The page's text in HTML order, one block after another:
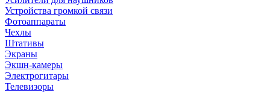
Устройства громкой связи
Фотоаппараты
Чехлы
Штативы
Экраны
Экшн-камеры
Электрогитары
Телевизоры